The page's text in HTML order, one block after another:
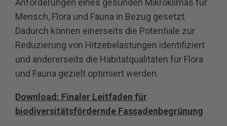
Anforderungen eines gesunden Mikroklimas für
Mensch, Flora und Fauna in Bezug gesetzt.
Dadurch können einerseits die Potentiale zur
Reduzierung von Hitzebelastungen identifiziert
und andererseits die Habitatqualitäten für Flora
und Fauna gezielt optimiert werden.
Download: Finaler Leitfaden für
biodiversitätsfördernde Fassadenbegrünung